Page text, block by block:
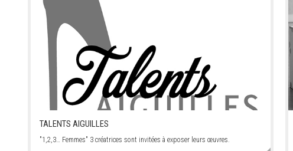
TALENTS AIGUILLES
"1,2,3… Femmes" 3 créatrices sont invitées à exposer leurs œuvres.